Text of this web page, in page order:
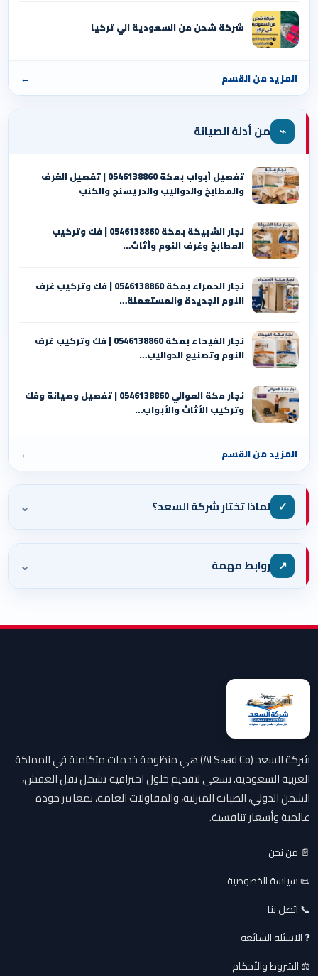
شركة شحن من السعودية الي تركيا
المزيد من القسم ←
⌁ من أدلة الصيانة
تفصيل أبواب بمكة 0546138860 | تفصيل الغرف
والمطابخ والدواليب والدريسنج والكنب
نجار الشبيكة بمكة 0546138860⁩ | فك وتركيب
المطابخ وغرف النوم وأثاث…
نجار الحمراء بمكة 0546138860⁩ | فك وتركيب غرف
النوم الجديدة والمستعملة…
نجار الفيحاء بمكة 0546138860⁩ | فك وتركيب غرف
النوم وتصنيع الدواليب…
نجار مكة العوالي 0546138860⁩ | تفصيل وصيانة وفك
وتركيب الأثاث والأبواب…
المزيد من القسم ←
✓ لماذا تختار شركة السعد؟ ⌄
↗ روابط مهمة ⌄
شركة السعد (Al Saad Co) هي منظومة خدمات متكاملة في المملكة
العربية السعودية. نسعى لتقديم حلول احترافية تشمل نقل العفش،
الشحن الدولي، الصيانة المنزلية، والمقاولات العامة، بمعايير جودة
عالمية وأسعار تنافسية.
📄 من نحن
📜 سياسة الخصوصية
📞 اتصل بنا
❓ الاسئلة الشائعة
⚖️ الشروط والأحكام